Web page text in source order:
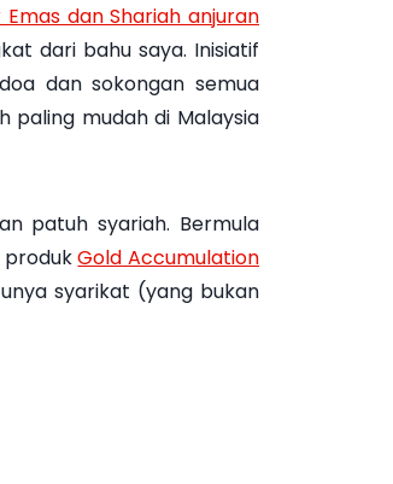
Emas dan Shariah anjuran
dari bahu saya. Inisiatif
dan sokongan semua
paling mudah di Malaysia
patuh syariah. Bermula
produkGold Accumulation
syarikat (yang bukan